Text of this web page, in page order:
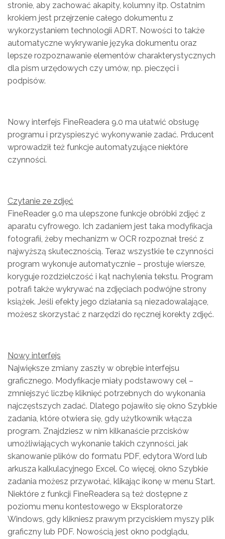
stronie, aby zachować akapity, kolumny itp. Ostatnim
krokiem jest przejrzenie całego dokumentu z
wykorzystaniem technologii ADRT. Nowości to także
automatyczne wykrywanie języka dokumentu oraz
lepsze rozpoznawanie elementów charakterystycznych
dla pism urzędowych czy umów, np. pieczęci i
podpisów.
Nowy interfejs FineReadera 9.0 ma ułatwić obsługę
programu i przyspieszyć wykonywanie zadać. Prducent
wprowadził też funkcje automatyzujące niektóre
czynności.
Czytanie ze zdjęć
FineReader 9.0 ma ulepszone funkcje obróbki zdjęć z
aparatu cyfrowego. Ich zadaniem jest taka modyfikacja
fotografii, żeby mechanizm w OCR rozpoznał treść z
najwyższą skutecznością. Teraz wszystkie te czynności
program wykonuje automatycznie – prostuje wiersze,
koryguje rozdzielczość i kąt nachylenia tekstu. Program
potrafi także wykrywać na zdjęciach podwójne strony
książek. Jeśli efekty jego działania są niezadowalające,
możesz skorzystać z narzędzi do ręcznej korekty zdjęć.
Nowy interfejs
Największe zmiany zaszły w obrębie interfejsu
graficznego. Modyfikacje miały podstawowy cel –
zmniejszyć liczbę kliknięć potrzebnych do wykonania
najczęstszych zadać. Dlatego pojawiło się okno Szybkie
zadania, które otwiera się, gdy użytkownik włącza
program. Znajdziesz w nim kilkanaście przcisków
umożliwiających wykonanie takich czynności, jak
skanowanie plików do formatu PDF, edytora Word lub
arkusza kalkulacyjnego Excel. Co więcej, okno Szybkie
zadania możesz przywołać, klikając ikonę w menu Start.
Niektóre z funkcji FineReadera są też dostępne z
poziomu menu kontestowego w Eksploratorze
Windows, gdy klikniesz prawym przyciskiem myszy plik
graficzny lub PDF. Nowością jest okno podglądu,